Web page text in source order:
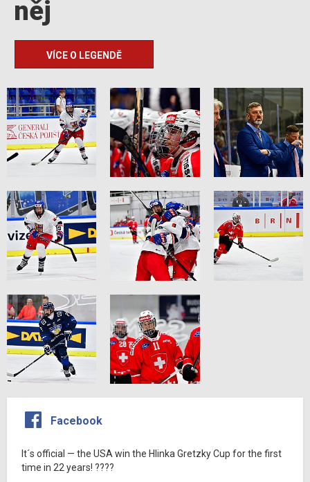
něj
VÍCE O LEGENDĚ
Facebook
It´s official — the USA win the Hlinka Gretzky Cup for the first
time in 22 years! ????